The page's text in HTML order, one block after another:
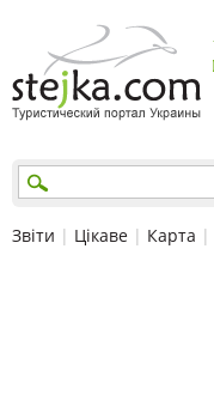
Звіти | Цікаве | Карта |